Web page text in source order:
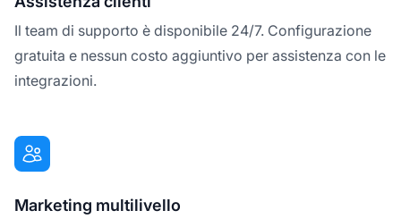
Il team di supporto è disponibile 24/7. Configurazione
gratuita e nessun costo aggiuntivo per assistenza con le
integrazioni.
Marketing multilivello